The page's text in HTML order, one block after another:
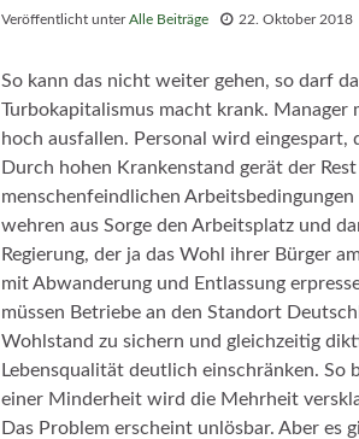
Veröffentlicht unterAlle Beiträge 22. Oktober 2018
So kann das nicht weiter gehen, so darf
Turbokapitalismus macht krank. Manager
hoch ausfallen. Personal wird
Durch hohen Krankenstand gerät der
menschenfeindlichen
wehren aus Sorge den Arbeitsplatz und
Regierung, der ja das Wohl ihrer Bürger
mit Abwanderung und Entlassung
müssen Betriebe an den Standort
Wohlstand zu sichern und gleichzeitig
Lebensqualität deutlich einschränken. So
einer Minderheit wird die Mehrheit
Das Problem erscheint unlösbar. Aber es